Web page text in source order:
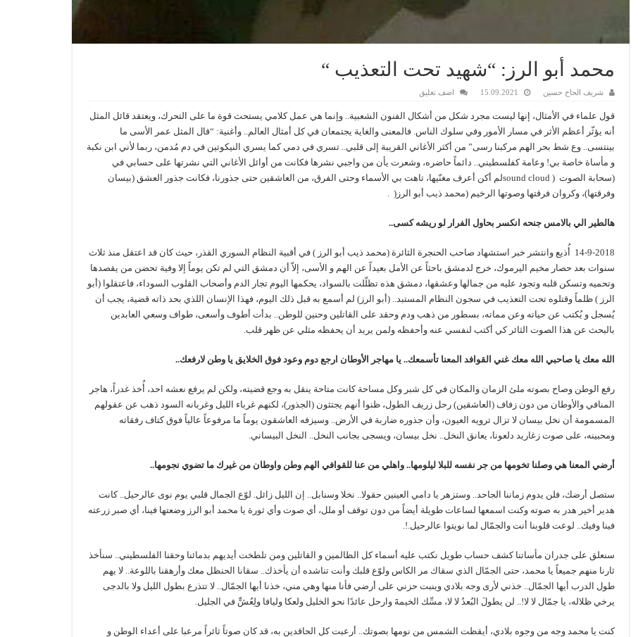
محمد أبو الرز: “شهيد تحت التعذيب “
شريف الحاح حسين 15.09.2021 اضف تعليق
قول علماء في الأمثال، إنها ليست مجرد شكل من أشكال الفنون الشعبية.. وإنما هي عمل كلامي يستحث قوة ما على التحرك، ويعتقد قائل المثل
أنه يؤثّر أعظم الأثر في مسار الأمور وفي سلوك الناس. فالمعنى والغاية يجتمعان في كل أمثال العالم.. وأغنية: “قال المثل عمر الأسى ما
بينتسى.. وع شط بحر الهم مركبنا رسى” من أكثر الأغاني القريبة إلى قلبي.. تسري في دمي كما يسري النيكوتين في دم مُدمن، ربما لأني ابن نكبة
و مأساة خاصة بي! وعامة كفلسطيني.. دائماً حاضره، وشعرت يأن من واجبي نشرها فكانت من أوائل الأغاني التي نشرتها على حسابي في
(سحابة الصوت ( sound cloudلم أكن أعرف مغنّيها، تاهت بي الأسماء وحتى الفرق، من العاشقين حتى جذورنا، فكانت جذور العشق (بيسان
وفرقتها)، وكروان فرقتها وصوتها الرخيم (محمد ذيب أبو الرز( .
هالطير الي بالامس جنحه انكسر بحاول الفرار لو ريشه كسى..
14-9-2018 أُذيع وانتشر خبر استشهاد صاحب الحنجرة الثائرة (محمد ذيب أبو الرز ) في أقبية النظام السوري القذر، حيث كان قد اعتقل منذ ثلاث
سنوات بعد حصار مخيم اليرموك، خرج لدمشق باحثاً عن الأمل بعيداً عن الهم و الأسى، إلاّ أن دمشق التي لم تكن يوماً إلا وفية تحضن من يقصدها
وتحميه وتسكن قلبه وتجود عليه من جمالها وعشقها، دمشق هذه تظلّلت بالسواد، يحكمها اليوم تجار الدم وأصحاب القلوب السوداء، فاعتقلوا (أبو
الرز ) ظلماً وقتلوه تحت التعذيب في سجون النظام المستبد.. (أبو الرز) لم أسمع به قبل ذلك اليوم، فهذا الإنسان اللذي بحد ذاته قضية، يجب أن
يُسجل و يُكتب عن حياته وعن مماته، بسطور من ذهب ودم وحقد على القاتلين وحنين للوطن.. بدأت أطوف وأسعى، طواف وسعي العابدين
بالبحث عن هذا الصوت الثائر كي أكتب لنفسي عنه وأحفظه ولمن يريد أن يحفظه مثلي عن ظهر قلب.
الله معك يا صاحبي الله معك غني القوافد المعنا تأسمعك.. يا مهاجر الأوطان ارجع دوم وعود فوق الخلايق يا وطن لارفعك..
رفع الوطن وصاح بصوته ملئ الزمان والمكان في كل شبر وكل مساحة كانت متاحة ينقل به وجع قضيته، ولكن لم يرفع نعشه احد، أُخذ غدراً، هاجر
المنافي والأوطان من دون زفاف (العاشقين) رحل زريف الطول، ظنوا أنهم يجتثون (الجذور)، لكنهم غرباء الليل وغربانه السود ذهب عن عقولهم
المسمومة أن نخل بيسان لا تزال ترويه العيون، وأن جذوره ضاربة في الأرض.. وسيزفه العاشقون يوماً ما مرفوعاً عالياً فوق كتاف رفقاته
ومحبينه، على صوت زغاريد دلعونا، يعانق النخل.. نخل بيسان، ويسجى بجانب النخل.. النخل البيساني.
أرضي المعنا هي وصلنا تخومها من جر نفسه للبلا ليلومها.. واهلي من عنا للقوافي الهم وطن واوطان من غيرك ما تضوي نجومها..
ستصل أرضك، فلن يدوم زماننا الجاحد.. وستزهر يا دامي العينين حقولا.. نخلا وسنابل.. إن الليل زائل. لوّع الجمال قلبي يوم نوى عالرحيل.. كانت
هدير أخير هدر به صوته وكنت اسمعها لساعات طويلة أيضاً من دون توقف أو ملل، أي صوت وأي ثورة يا محمد أبو الرز وضعتها فينا، أي صبر زرعته
فينا وفيك.. لوعت قلوبنا أنت والجمّال لما نويتوا عالرحيل.!.
سنعلق على جدران مأساتنا كشف حساب طويل نكتب عليه أسماء كل الظالمين و القاتلين ومن تلطخت أيديهم بدمائنا وحقنا الفلسطيني.. سنأخذ
ثارنا منهم جميعاً يا محمد، حتى الجمّال الذي سقاك مر الكاس ولوّع قلبك وأنت تناشده أن يأخذك.. سقانا الحنظل معك وأرهقنا باللوعة.. لا يهم
طول الدرب أيها الجمّال.. خذني لأرى وجه بلادي وينبت حزني على أرضي فأنا منها وهي مني، خذنا أيها الجمّال.. لا تتذرع بطول الليل ولا بالدجى
يرخي ظلاله، يا جمّال لا لا!.. لن يطولَ البُعدُ لا لا، مسِّك الخيمةَ وارحل عائدًا نحو الخليل ولعكا وليافا ولِعُشٍّ في الجليل.
كنت يا محمد وجه من وجوه بلادي، أيقظت الشمس من نومها بصوتك.. أرعبت كل الحاقدين به، قد كان صوتاً ثائراً مرعبا على أعداء الوطن و